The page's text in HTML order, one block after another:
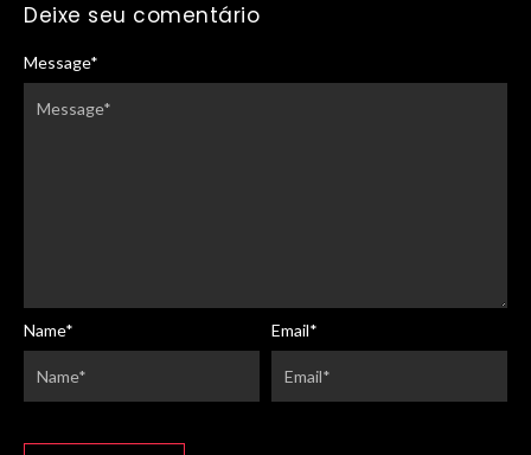
Deixe seu comentário
Message*
Name* Email*